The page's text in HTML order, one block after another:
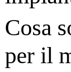
Cosa
per il